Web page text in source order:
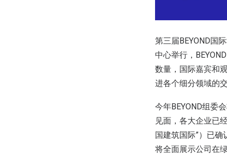
第三届BEYOND国
中心举行，
数量，国际嘉宾和
进各个细分领域的
今年BEYOND组委
见面，各大企业已
国建筑国际”）已确
将全面展示公司在